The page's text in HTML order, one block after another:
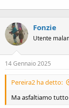
Fonzie
Utente
14 Gennaio 2025
Pereira2 ha detto:
Ma asfaltiamo